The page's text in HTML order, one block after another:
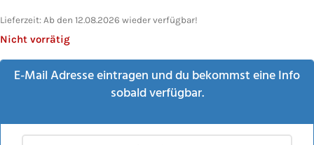
Lieferzeit: Ab den 12.08.2026 wieder verfügbar!
Nicht vorrätig
E-Mail Adresse eintragen und du bekommst eine Info
sobald verfügbar.